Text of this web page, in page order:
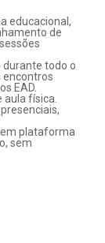
educacional,
de
durante todo o
encontros
EAD.
aula física.
plataforma
sem